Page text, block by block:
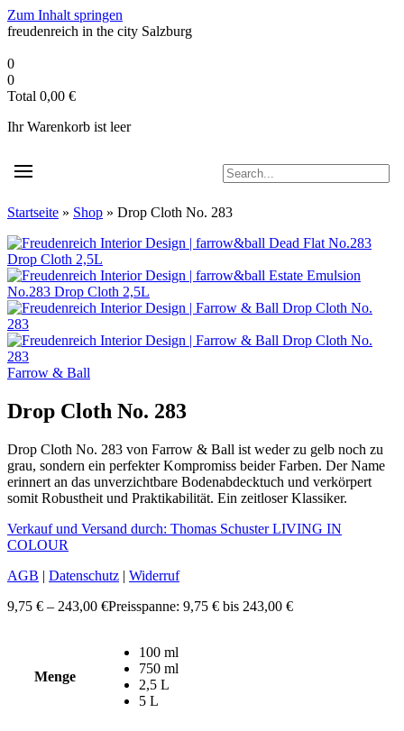
Zum Inhalt springen
freudenreich in the city Salzburg
0
0
Total 0,00 €
Ihr Warenkorb ist leer
Startseite » Shop » Drop Cloth No. 283
Farrow & Ball
Drop Cloth No. 283
Drop Cloth No. 283 von Farrow & Ball ist weder zu gelb noch zu
grau, sondern ein perfekter Kompromiss beider Farben. Der Name
erinnert an das unverzichtbare Bodenabdecktuch und verkörpert
somit Robustheit und Praktikabilität. Ein zeitloser Klassiker.
Verkauf und Versand durch: Thomas Schuster LIVING IN
COLOUR
AGB | Datenschutz | Widerruf
9,75 € – 243,00 €Preisspanne: 9,75 € bis 243,00 €
Menge
100 ml
750 ml
2,5 L
5 L